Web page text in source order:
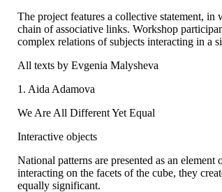
The project features a collective statement,
chain of associative links. Workshop
complex relations of subjects interacting in a
All texts by Evgenia Malysheva
1. Aida Adamova
We Are All Different Yet Equal
Interactive objects
National patterns are presented as an
interacting on the facets of the cube, they
equally significant.